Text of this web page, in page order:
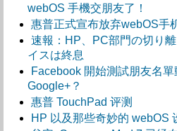
webOS 手機交朋友了！
惠普正式宣布放弃webOS手
速報：HP、PC部門の切り
イスは終息
Facebook 開始測試朋友名
Google+？
惠普 TouchPad 评测
HP 以及那些奇妙的 webOS